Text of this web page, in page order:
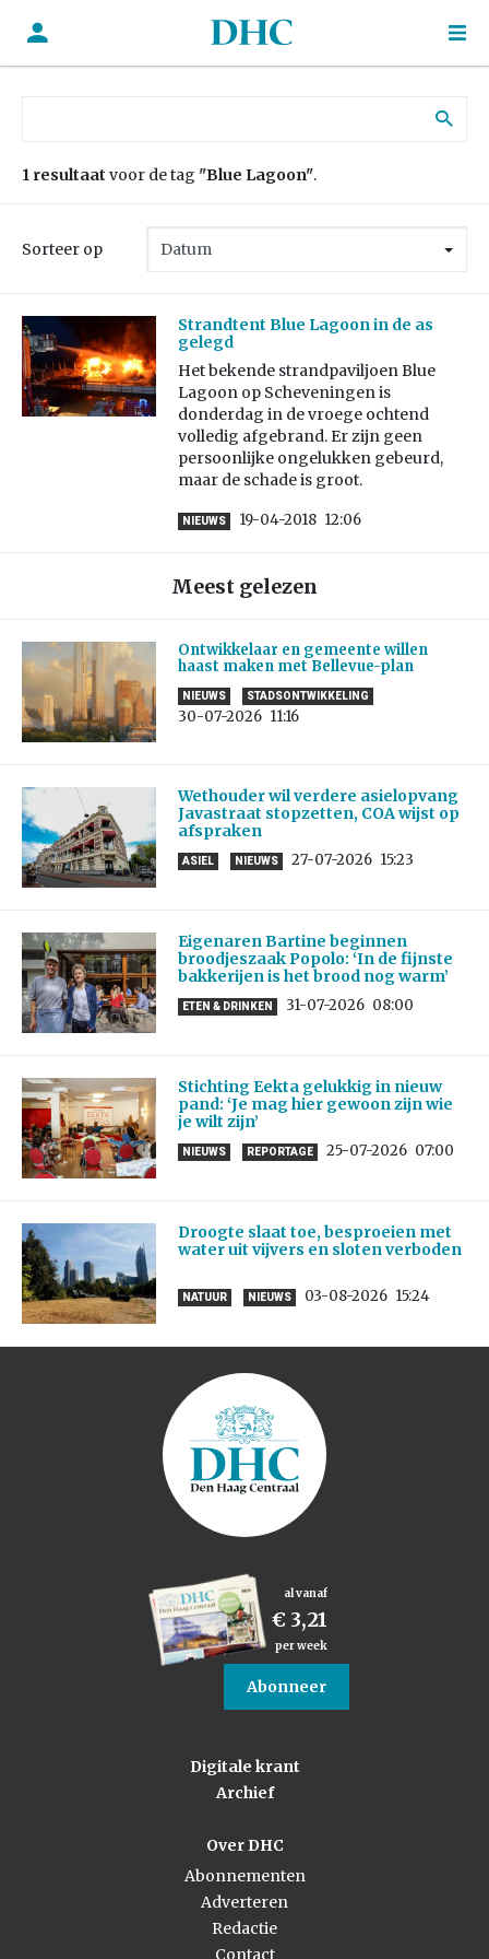
1 resultaat voor de tag "Blue Lagoon".
Sorteer op
Strandtent Blue Lagoon in de as
gelegd
Het bekende strandpaviljoen Blue
Lagoon op Scheveningen is
donderdag in de vroege ochtend
volledig afgebrand. Er zijn geen
persoonlijke ongelukken gebeurd,
maar de schade is groot.
NIEUWS 19-04-2018 12:06
Meest gelezen
Ontwikkelaar en gemeente willen
haast maken met Bellevue-plan
NIEUWS STADSONTWIKKELING
30-07-2026 11:16
Wethouder wil verdere asielopvang
Javastraat stopzetten, COA wijst op
afspraken
ASIEL NIEUWS 27-07-2026 15:23
Eigenaren Bartine beginnen
broodjeszaak Popolo: ‘In de fijnste
bakkerijen is het brood nog warm’
ETEN & DRINKEN 31-07-2026 08:00
Stichting Eekta gelukkig in nieuw
pand: ‘Je mag hier gewoon zijn wie
je wilt zijn’
NIEUWS REPORTAGE 25-07-2026 07:00
Droogte slaat toe, besproeien met
water uit vijvers en sloten verboden
NATUUR NIEUWS 03-08-2026 15:24
al vanaf
€ 3,21
per week
Abonneer
Digitale krant
Archief
Over DHC
Abonnementen
Adverteren
Redactie
Contact